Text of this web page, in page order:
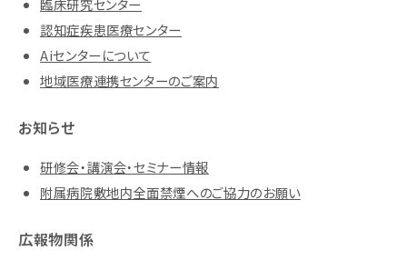
臨床研究センター
認知症疾患医療センター
Aiセンターについて
地域医療連携センターのご案内
お知らせ
研修会・講演会・セミナー情報
附属病院敷地内全面禁煙へのご協力のお願い
広報物関係